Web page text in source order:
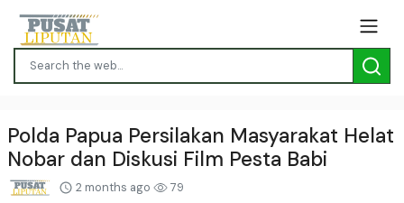
Polda Papua Persilakan Masyarakat Helat
Nobar dan Diskusi Film Pesta Babi
2 months ago 79